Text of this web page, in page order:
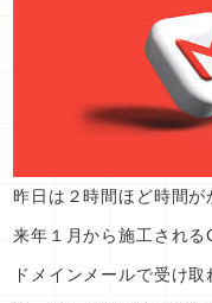
昨日は２時間ほど時間が
来年１月から施工され
ドメインメールで受け